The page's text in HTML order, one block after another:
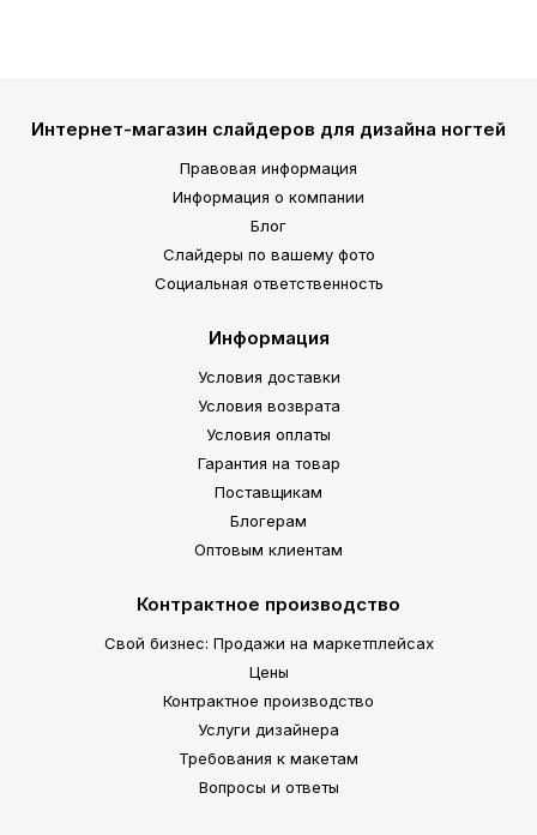
Интернет-магазин слайдеров для дизайна ногтей
Правовая информация
Информация о компании
Блог
Слайдеры по вашему фото
Социальная ответственность
Информация
Условия доставки
Условия возврата
Условия оплаты
Гарантия на товар
Поставщикам
Блогерам
Оптовым клиентам
Контрактное производство
Свой бизнес: Продажи на маркетплейсах
Цены
Контрактное производство
Услуги дизайнера
Требования к макетам
Вопросы и ответы